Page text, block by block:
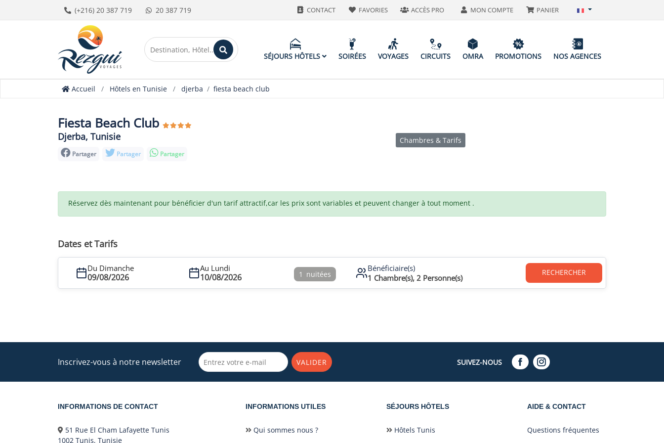
(+216) 20 387 719 20 387 719 CONTACT FAVORIES ACCÈS PRO MON COMPTE PANIER
SÉJOURS HÔTELS SOIRÉES VOYAGES CIRCUITS OMRA PROMOTIONS NOS AGENCES
Accueil Hôtels en Tunisie djerba fiesta beach club
Fiesta Beach Club
Djerba, Tunisie
Partager Partager Partager
Chambres & Tarifs
Réservez dès maintenant pour bénéficier d'un tarif attractif,car les prix sont variables et peuvent changer à tout moment .
Dates et Tarifs
Du Dimanche
09/08/2026
Au Lundi
10/08/2026 1 nuitées
Bénéficiaire(s)
1 Chambre(s), 2 Personne(s)
RECHERCHER
Inscrivez-vous à notre newsletter VALIDER SUIVEZ-NOUS
INFORMATIONS DE CONTACT
51 Rue El Cham Lafayette Tunis
1002 Tunis, Tunisie
INFORMATIONS UTILES
Qui sommes nous ?
SÉJOURS HÔTELS
Hôtels Tunis
AIDE & CONTACT
Questions fréquentes